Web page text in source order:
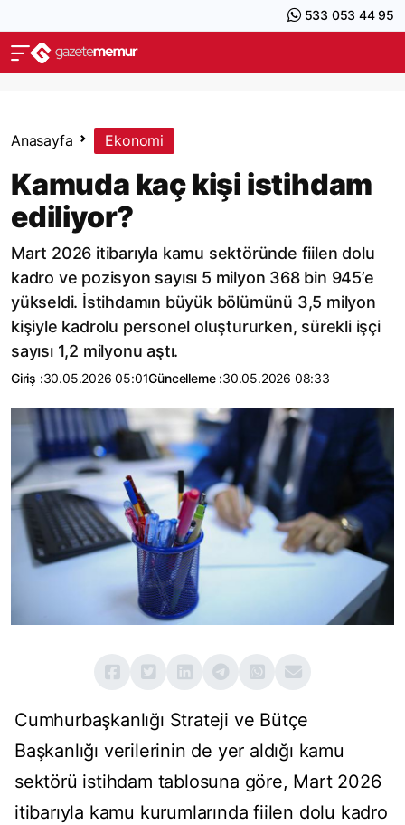
533 053 44 95
Anasayfa Ekonomi
Kamuda kaç kişi istihdam
ediliyor?
Mart 2026 itibarıyla kamu sektöründe fiilen dolu
kadro ve pozisyon sayısı 5 milyon 368 bin 945’e
yükseldi. İstihdamın büyük bölümünü 3,5 milyon
kişiyle kadrolu personel oluştururken, sürekli işçi
sayısı 1,2 milyonu aştı.
Giriş :30.05.2026 05:01Güncelleme :30.05.2026 08:33
Cumhurbaşkanlığı Strateji ve Bütçe
Başkanlığı verilerinin de yer aldığı kamu
sektörü istihdam tablosuna göre, Mart 2026
itibarıyla kamu kurumlarında fiilen dolu kadro